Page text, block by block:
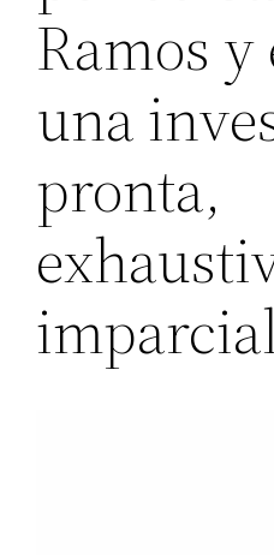
Ramos y
una
pronta,